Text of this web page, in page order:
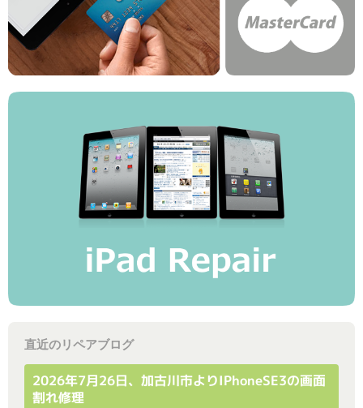
直近のリペアブログ
2026年7月26日、加古川市よりiPhoneSE3の画面
割れ修理